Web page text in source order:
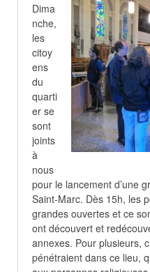
Dima
nche,
les
citoy
ens
du
quarti
er se
sont
joints
à
nous
pour le lancement d’une
Saint-Marc. Dès 15h, les
grandes ouvertes et ce
ont découvert et
annexes. Pour plusieurs,
pénétraient dans ce lieu,